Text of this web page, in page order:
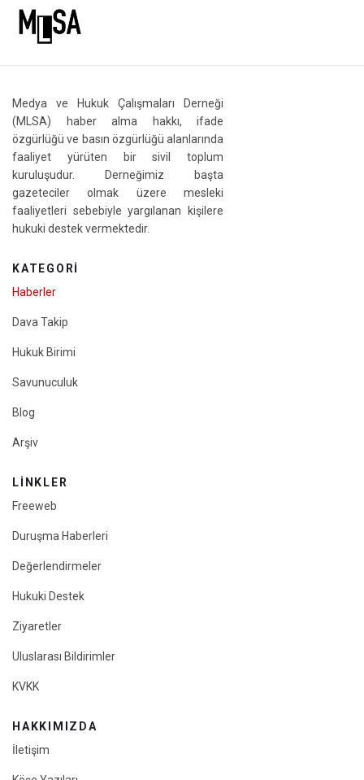
Medya ve Hukuk Çalışmaları Derneği
(MLSA) haber alma hakkı, ifade
özgürlüğü ve basın özgürlüğü alanlarında
faaliyet yürüten bir sivil toplum
kuruluşudur. Derneğimiz başta
gazeteciler olmak üzere mesleki
faaliyetleri sebebiyle yargılanan kişilere
hukuki destek vermektedir.
KATEGORI
Haberler
Dava Takip
Hukuk Birimi
Savunuculuk
Blog
Arşiv
LINKLER
Freeweb
Duruşma Haberleri
Değerlendirmeler
Hukuki Destek
Ziyaretler
Uluslarası Bildirimler
KVKK
HAKKIMIZDA
İletişim